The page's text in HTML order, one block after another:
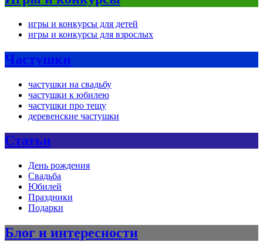
игры и конкурсы для детей
игры и конкурсы для взрослых
Частушки
частушки на свадьбу
частушки к юбилею
частушки про тещу
деревенские частушки
Статьи
День рождения
Свадьба
Юбилей
Праздники
Подарки
Блог и интересности